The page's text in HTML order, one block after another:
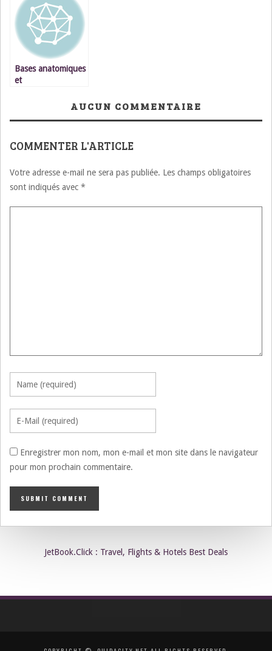
perpetrées par des
étudiants de
mouvances
politiques
opposées.
Bases anatomiques
et
de l’érection : ParAUCUN COMMENTAIRE
COMMENTER L'ARTICLE
Votre adresse e-mail ne sera pas publiée. Les champs obligatoires
sont indiqués avec *
Enregistrer mon nom, mon e-mail et mon site dans le navigateur
pour mon prochain commentaire.
JetBook.Click : Travel, Flights & Hotels Best Deals